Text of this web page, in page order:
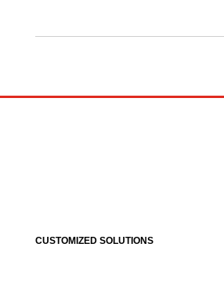
CUSTOMIZED SOLUTIONS